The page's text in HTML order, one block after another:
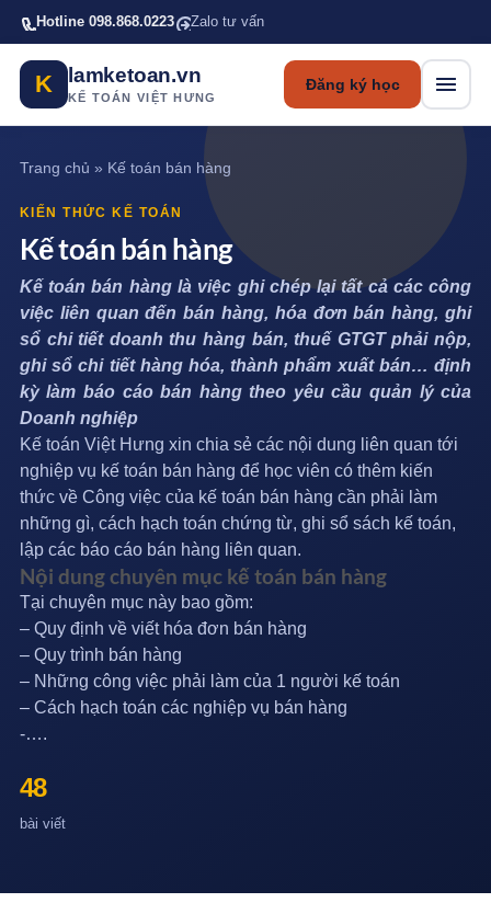
Bỏ qua tới nội dung chính
Hotline 098.868.0223 Zalo tư vấn
K lamketoan.vn
KẾ TOÁN VIỆT HƯNG
Đăng ký học
Trang chủ » Kế toán bán hàng
KIẾN THỨC KẾ TOÁN
Kế toán bán hàng
Kế toán bán hàng là việc ghi chép lại tất cả các công
việc liên quan đến bán hàng, hóa đơn bán hàng, ghi
sổ chi tiết doanh thu hàng bán, thuế GTGT phải nộp,
ghi sổ chi tiết hàng hóa, thành phẩm xuất bán… định
kỳ làm báo cáo bán hàng theo yêu cầu quản lý của
Doanh nghiệp
Kế toán Việt Hưng xin chia sẻ các nội dung liên quan tới
nghiệp vụ kế toán bán hàng để học viên có thêm kiến
thức về Công việc của kế toán bán hàng cần phải làm
những gì, cách hạch toán chứng từ, ghi sổ sách kế toán,
lập các báo cáo bán hàng liên quan.
Nội dung chuyên mục kế toán bán hàng
Tại chuyên mục này bao gồm:
– Quy định về viết hóa đơn bán hàng
– Quy trình bán hàng
– Những công việc phải làm của 1 người kế toán
– Cách hạch toán các nghiệp vụ bán hàng
-….
48
bài viết